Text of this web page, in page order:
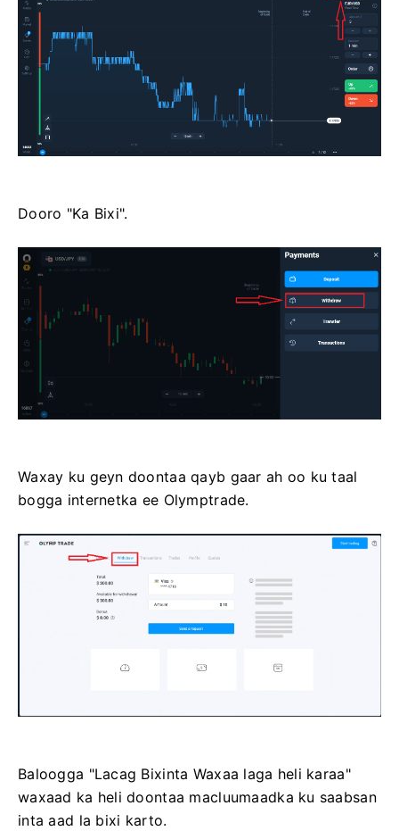
Dooro "Ka Bixi".
Waxay ku geyn doontaa qayb gaar ah oo ku taal
bogga internetka ee Olymptrade.
Baloogga "Lacag Bixinta Waxaa laga heli karaa"
waxaad ka heli doontaa macluumaadka ku saabsan
inta aad la bixi karto.